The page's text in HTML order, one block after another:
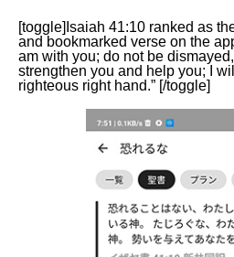
[toggle]Isaiah 41:10 ranked as
and bookmarked verse on the
am with you; do not be
strengthen you and help you; I
righteous right hand.” [/toggle]